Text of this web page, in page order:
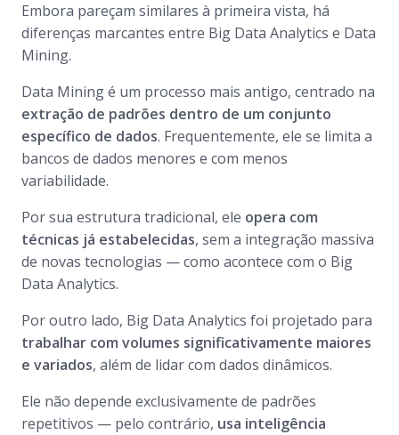
Embora pareçam similares à primeira vista, há
diferenças marcantes entre Big Data Analytics e Data
Mining.
Data Mining é um processo mais antigo, centrado na
extração de padrões dentro de um conjunto
específico de dados. Frequentemente, ele se limita a
bancos de dados menores e com menos
variabilidade.
Por sua estrutura tradicional, ele opera com
técnicas já estabelecidas, sem a integração massiva
de novas tecnologias — como acontece com o Big
Data Analytics.
Por outro lado, Big Data Analytics foi projetado para
trabalhar com volumes significativamente maiores
e variados, além de lidar com dados dinâmicos.
Ele não depende exclusivamente de padrões
repetitivos — pelo contrário, usa inteligência